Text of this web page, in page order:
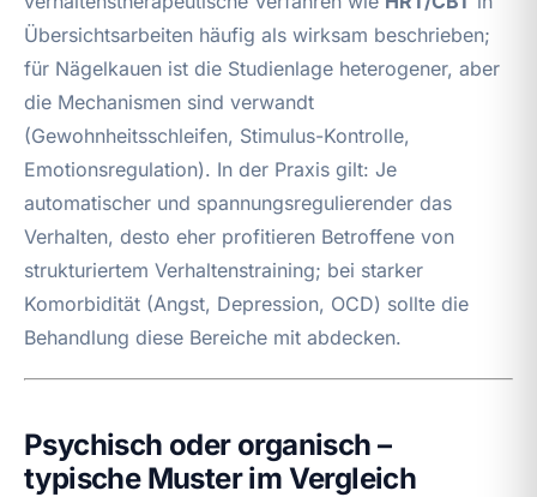
Übersichtsarbeiten häufig als wirksam beschrieben;
für Nägelkauen ist die Studienlage heterogener, aber
die Mechanismen sind verwandt
(Gewohnheitsschleifen, Stimulus-Kontrolle,
Emotionsregulation). In der Praxis gilt: Je
automatischer und spannungsregulierender das
Verhalten, desto eher profitieren Betroffene von
strukturiertem Verhaltenstraining; bei starker
Komorbidität (Angst, Depression, OCD) sollte die
Behandlung diese Bereiche mit abdecken.
Psychisch oder organisch –
typische Muster im Vergleich